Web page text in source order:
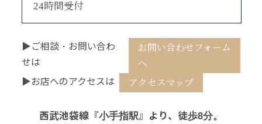
24時間受付
▶ご相談・お問い合わ
せは
お問い合わせフォーム
へ
▶お店へのアクセスは アクセスマップ
西武池袋線『小手指駅』より、徒歩8分。